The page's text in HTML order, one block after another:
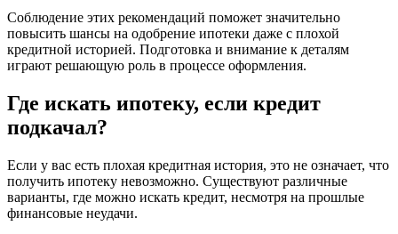
Соблюдение этих рекомендаций поможет значительно
повысить шансы на одобрение ипотеки даже с плохой
кредитной историей. Подготовка и внимание к деталям
играют решающую роль в процессе оформления.
Где искать ипотеку, если кредит
подкачал?
Если у вас есть плохая кредитная история, это не означает, что
получить ипотеку невозможно. Существуют различные
варианты, где можно искать кредит, несмотря на прошлые
финансовые неудачи.